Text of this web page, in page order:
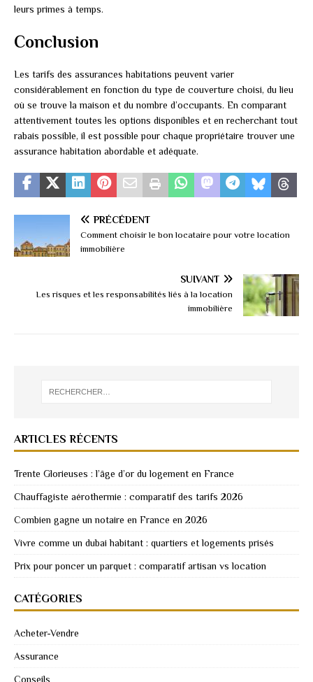
leurs primes à temps.
Conclusion
Les tarifs des assurances habitations peuvent varier
considérablement en fonction du type de couverture choisi, du lieu
où se trouve la maison et du nombre d’occupants. En comparant
attentivement toutes les options disponibles et en recherchant tout
rabais possible, il est possible pour chaque propriétaire trouver une
assurance habitation abordable et adéquate.
PRÉCÉDENT
Comment choisir le bon locataire pour votre location
immobilière
SUIVANT
Les risques et les responsabilités liés à la location
immobilière
ARTICLES RÉCENTS
Trente Glorieuses : l’âge d’or du logement en France
Chauffagiste aérothermie : comparatif des tarifs 2026
Combien gagne un notaire en France en 2026
Vivre comme un dubai habitant : quartiers et logements prisés
Prix pour poncer un parquet : comparatif artisan vs location
CATÉGORIES
Acheter-Vendre
Assurance
Conseils